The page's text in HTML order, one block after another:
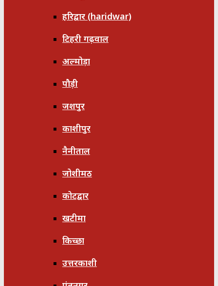
हरिद्वार (haridwar)
टिहरी गढ़वाल
अल्मोड़ा
पौड़ी
जशपुर
काशीपुर
नैनीताल
जोशीमठ
कोटद्वार
खटीमा
किच्छा
उत्तरकाशी